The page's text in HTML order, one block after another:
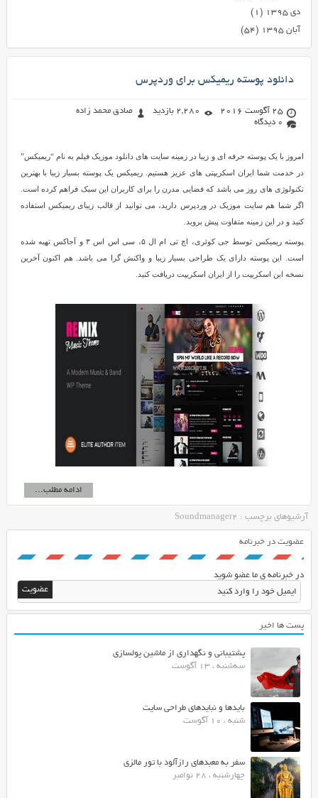
دی ۱۳۹۵
(۱)
آبان ۱۳۹۵
(۵۴)
دانلود پوسته ریمیکس برای وردپرس
25 آگوست 2016 2,280 بازدید
صادق محمد زاده
0 دیدگاه
امروز با یک پوسته حرفه ای و زیبا در زمینه سایت های دانلود موزیک فیلم به نام “ریمیکس”
در خدمت شما ایران اسکریپتی های عزیز هستیم. ریمیکس یک پوسته بسیار زیبا با بهترین
تکنولوژی های روز می باشد که فضایی مدرن را برای کاربران این سبک فراهم کرده است.
اگر شما هم سایت موزیک در وردپرس دارید، می توانید از قالب زیبای ریمیکس استفاده
کنید و در این زمینه متفاوت پیش بروید.
پوسته ریمیکس توسط جی کوئری، اچ تی ام ال ۵، سی اس اس ۳ و آجاکس تهیه شده
است. این پوسته دارای یک طراحی بسیار زیبا و واکنش گرا می باشد. هم اکنون آخرین
نسخه این اسکریپت را از ایران اسکریپت دریافت کنید.
ادامه مطلب...
آرشیوهای برچسب : Soundmanager2
عضویت در خبرنامه
در خبرنامه ی ما عضو شوید
پست ها اخیر
پشتیبانی و نگهداری از ماشین پولسازی
سه‌شنبه ، 13 آگوست
بایدها و نبایدهای طراحی سایت
شنبه ، 10 آگوست
سفر به معبدهای رازآلود با تور مالزی
چهارشنبه ، 28 نوامبر